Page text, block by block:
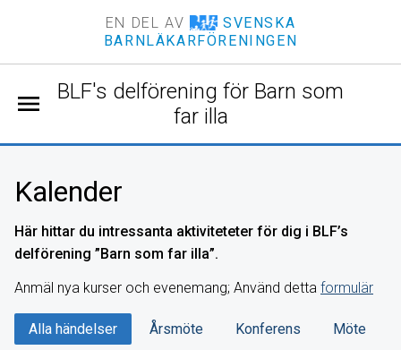
EN DEL AV
SVENSKA
BARNLÄKARFÖRENINGEN
BLF's delförening för Barn som
far illa
menu
Kalender
Här hittar du intressanta aktiviteteter för dig i BLF’s
delförening ”Barn som far illa”.
Anmäl nya kurser och evenemang; Använd detta formulär
Alla händelser Årsmöte Konferens
Möte